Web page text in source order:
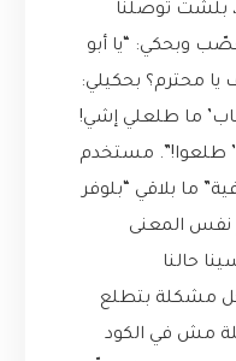
بلشت توصلنا
وبحكي: “يا أبو
يا محترم؟ بحكيلي:
ما طلعلي إشي!
طلعوا!”. مستخدم
ما بلاقي “بلوفر
نفس المعنى
حالنا
مشكلة بتطلع
مش في الكود